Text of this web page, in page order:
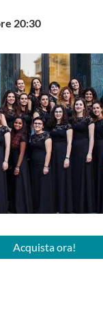
20:30
Acquista ora!